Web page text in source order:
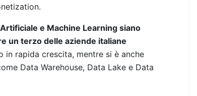
e Machine Learning siano
un terzo delle aziende italiane
in rapida crescita, mentre si è anche
Data Warehouse, Data Lake e Data